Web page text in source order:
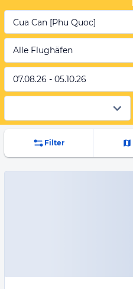
Cua Can [Phu Quoc]
Alle Flughäfen
07.08.26 - 05.10.26
Filter